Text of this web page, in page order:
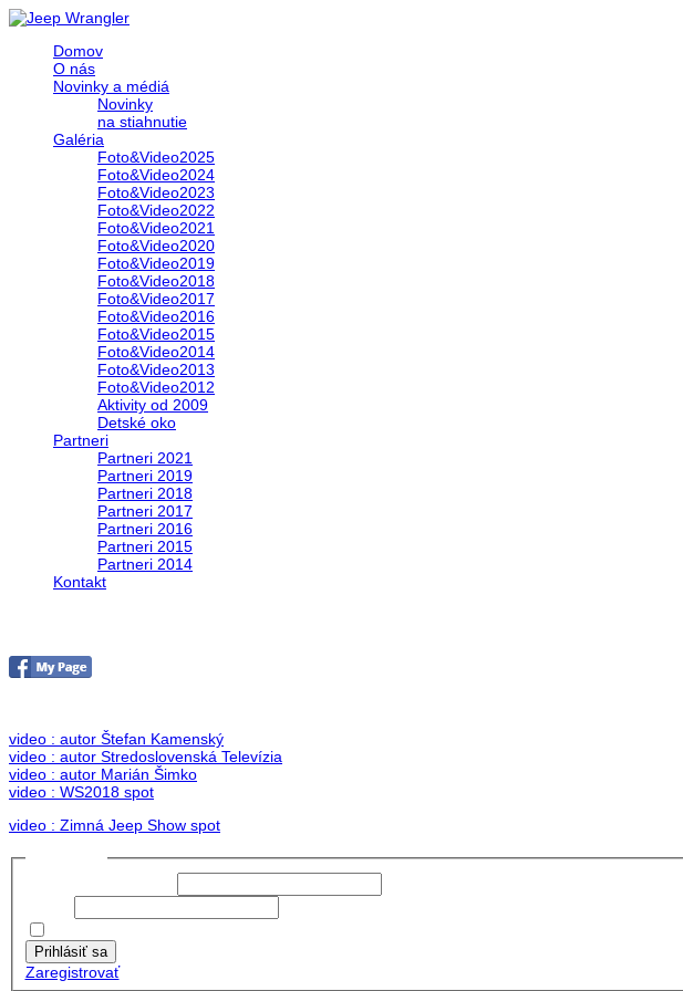
Domov
O nás
Novinky a médiá
Novinky
na stiahnutie
Galéria
Foto&Video2025
Foto&Video2024
Foto&Video2023
Foto&Video2022
Foto&Video2021
Foto&Video2020
Foto&Video2019
Foto&Video2018
Foto&Video2017
Foto&Video2016
Foto&Video2015
Foto&Video2014
Foto&Video2013
Foto&Video2012
Aktivity od 2009
Detské oko
Partneri
Partneri 2021
Partneri 2019
Partneri 2018
Partneri 2017
Partneri 2016
Partneri 2015
Partneri 2014
Kontakt
video : autor Štefan Kamenský
video : autor Stredoslovenská Televízia
video : autor Marián Šimko
video : WS2018 spot
video : Zimná Jeep Show spot
Prihlásiť sa
Zaregistrovať